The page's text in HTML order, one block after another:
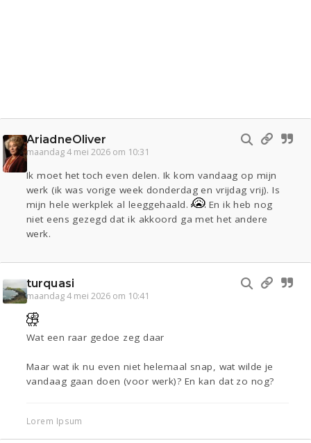
AriadneOliver
maandag 4 mei 2026 om 10:31
Ik moet het toch even delen. Ik kom vandaag op mijn
werk (ik was vorige week donderdag en vrijdag vrij). Is
mijn hele werkplek al leeggehaald.
En ik heb nog
niet eens gezegd dat ik akkoord ga met het andere
werk.
turquasi
maandag 4 mei 2026 om 10:41
Wat een raar gedoe zeg daar
Maar wat ik nu even niet helemaal snap, wat wilde je
vandaag gaan doen (voor werk)? En kan dat zo nog?
Lorem Ipsum